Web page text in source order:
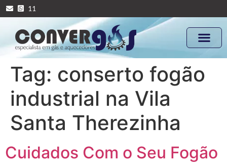
11
Tag: conserto fogão
industrial na Vila
Santa Therezinha
Cuidados Com o Seu Fogão